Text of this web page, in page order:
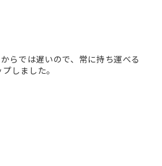
らでは遅いので、常に持ち運べる
しました。